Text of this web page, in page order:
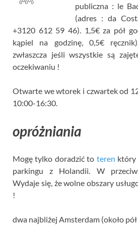
publiczna : le
(adres : da
+3120 612 59 46). 1,5€ za pół
kąpiel na godzinę, 0,5€
zwłaszcza jeśli wszystkie są
oczekiwaniu !
Otwarte we wtorek i czwartek od
10:00-16:30.
opróżniania
Mogę tylko doradzić to teren który
parkingu z Holandii. W
Wydaje się, że wolne obszary
!
dwa najbliżej Amsterdam (około